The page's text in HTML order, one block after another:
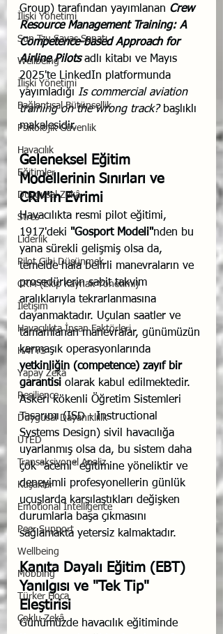
İlişki Yönetimi
Sun Tzu Savaş Sanatı
Wellbeing
İlişki Yönetimi
Bağlantısal Bütünsellik
Psikolojik Güvenlik
Havacılık
Eğitimler
Duygusal Zekâ
Stres
Liderlik
Pilot Gibi Düşünmek
CRM (Ekip Kaynak Yönetimi)
İletişim
Havacılıkta İnsan Faktörleri
HAYYS
Yapay Zekâ
Resilience
Duygusal Dayanıklılık
UTED
Transaksiyonel Analiz
Kuşaklar
Emotional Intelligence
Peer Support
Wellbeing
Mobbing
Türker Hoca
Çoklu Zekâ
Group) tarafından yayımlanan Crew
Resource Management Training: A
Competence-based Approach for
Airline Pilots adlı kitabı ve Mayıs
2025'te LinkedIn platformunda
yayımladığı Is commercial aviation
training on the wrong track? başlıklı
makalesidir.
Geleneksel Eğitim
Modellerinin Sınırları ve
CRM'in Evrimi
Havacılıkta resmi pilot eğitimi,
1917'deki "Gosport Modeli"nden bu
yana sürekli gelişmiş olsa da,
temelde hala belirli manevraların ve
prosedürlerin sabit takvim
aralıklarıyla tekrarlanmasına
dayanmaktadır. Uçulan saatler ve
tamamlanan manevralar, günümüzün
karmaşık operasyonlarında
yetkinliğin (competence) zayıf bir
garantisi olarak kabul edilmektedir.
Askeri kökenli Öğretim Sistemleri
Tasarımı (ISD - Instructional
Systems Design) sivil havacılığa
uyarlanmış olsa da, bu sistem daha
çok "acemi" eğitimine yöneliktir ve
deneyimli profesyonellerin günlük
uçuşlarda karşılaştıkları değişken
durumlarla başa çıkmasını
sağlamakta yetersiz kalmaktadır.
Kanıta Dayalı Eğitim (EBT)
Yanılgısı ve "Tek Tip"
Eleştirisi
Günümüzde havacılık eğitiminde